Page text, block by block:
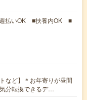
払いOK ■扶養内OK ■
など】＊お年寄りが昼間
分転換できるデ…